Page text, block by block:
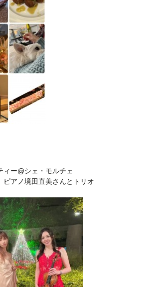
ー@シェ・モルチェ
ピアノ境田直美さんとトリオ